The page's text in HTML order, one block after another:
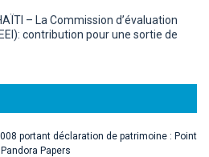
– La Commission d’évaluation
contribution pour une sortie de
portant déclaration de patrimoine : Point
Papers